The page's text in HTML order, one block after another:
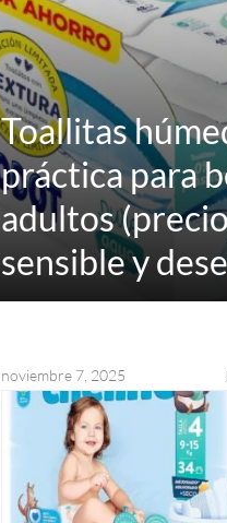
Toallitas
práctica para
adultos
sensible y
noviembre 7, 2025